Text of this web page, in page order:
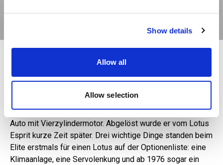
provide social media features and to analyse our traffic.
may combine it with other information that you’ve
provided to them or that they’ve collected from your use
Show details
Allow all
Allow selection
Chassis und selbst das Herstellungsver­fahren der Kunststoffkarosserie waren
Mit einem Verkaufspreis von rund 7400 Pfund war der
Elite 75 bei seiner Vorstellung das mit Abstand teuerste
Auto mit Vierzylindermotor. Abgelöst wurde er vom Lotus
Esprit kurze Zeit später. Drei wichtige Dinge standen beim
Elite erstmals für ­einen Lotus auf der Optionenliste: eine
Klimaanlage, eine Servolenkung und ab 1976 sogar ein